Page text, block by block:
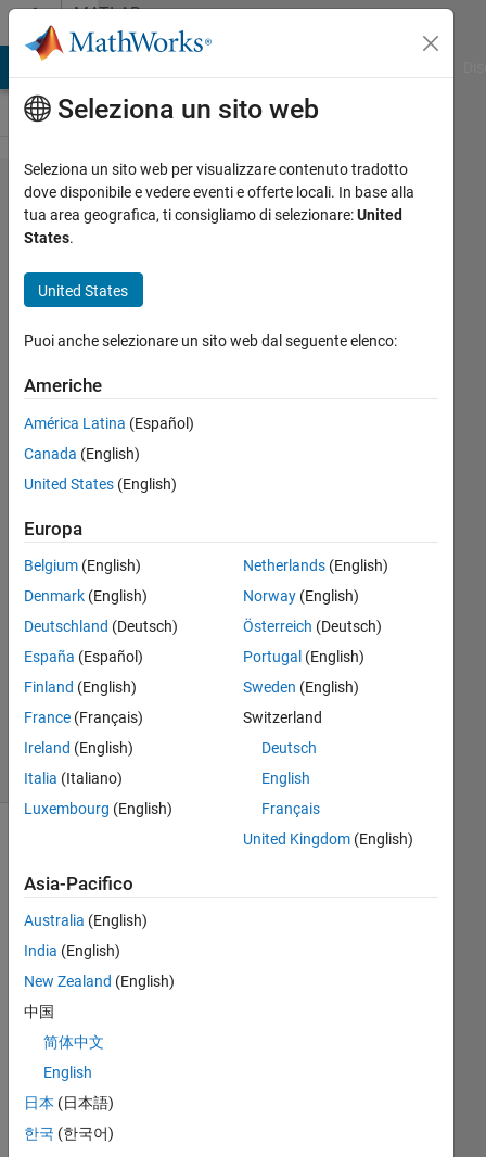
Vai al contenutoMATLAB
Answers
Simscape
Thermal
Domain -
variable T
of
parallel
flows
Habersatter
30 Nov
2023
2
Risposte
Aggiornato
3 Gen 2024
26
Visualizzazioni
(30 giorni)
ther
e,
I
Seleziona un sito web
Seleziona un sito web per visualizzare contenuto tradotto
dove disponibile e vedere eventi e offerte locali. In base alla
tua area geografica, ti consigliamo di selezionare:United
States.
United States
Puoi anche selezionare un sito web dal seguente elenco:
Americhe
América Latina (Español)
Canada (English)
United States (English)
Europa
Belgium (English)
Denmark (English)
Deutschland (Deutsch)
España (Español)
Finland (English)
France (Français)
Ireland (English)
Italia (Italiano)
Luxembourg (English)
Netherlands(English)
Norway(English)
Österreich (Deutsch)
Portugal (English)
Sweden (English)
Switzerland
Deutsch
English
Français
United Kingdom(English)
Asia-Pacifico
Australia (English)
India (English)
New Zealand (English)
中国
简体中文
English
日本 (日本語)
한국 (한국어)